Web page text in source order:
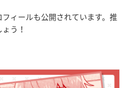
ィールも公開されています。推
う！